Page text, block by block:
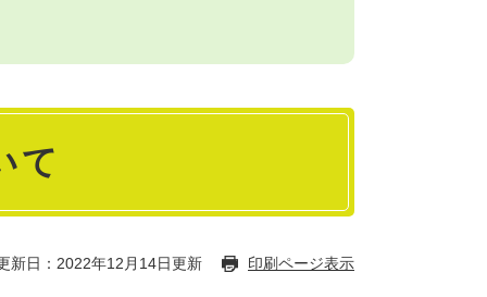
て
新日：2022年12月14日更新 印刷ページ表示